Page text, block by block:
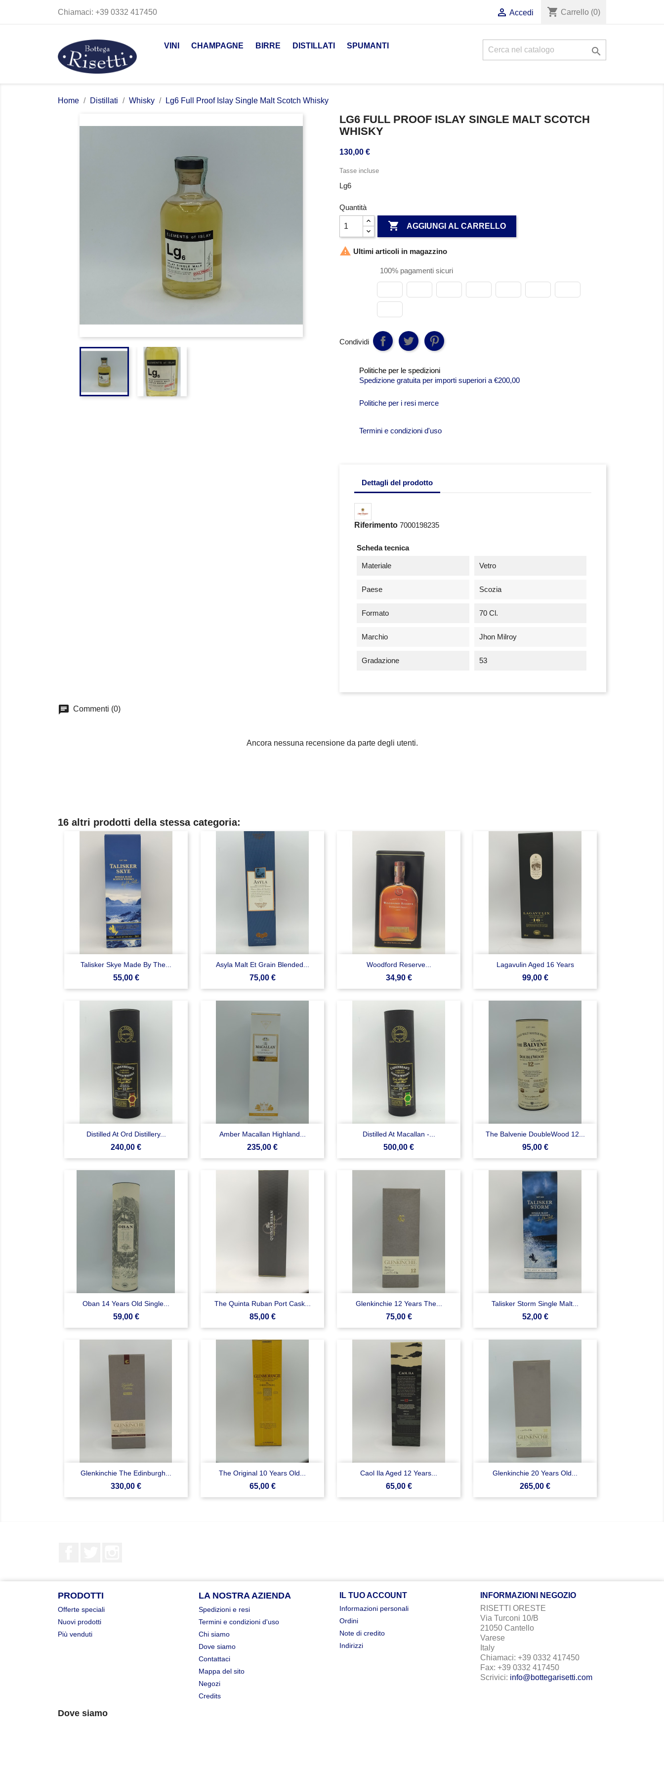
Chiamaci: +39 0332 417450  Accedi shopping_cart Carrello (0)
VINI CHAMPAGNE BIRRE DISTILLATI SPUMANTI 
Home Distillati Whisky Lg6 Full Proof Islay Single Malt Scotch Whisky
LG6 FULL PROOF ISLAY SINGLE MALT SCOTCH
WHISKY
130,00 €
Tasse incluse
Lg6
Quantità
 AGGIUNGI AL CARRELLO
 Ultimi articoli in magazzino
100% pagamenti sicuri
Condividi
Politiche per le spedizioni
Spedizione gratuita per importi superiori a €200,00
Politiche per i resi merce
Termini e condizioni d'uso
Dettagli del prodotto
Riferimento 7000198235
Scheda tecnica
Materiale Vetro
Paese Scozia
Formato 70 Cl.
Marchio Jhon Milroy
Gradazione 53
chat Commenti (0)
Ancora nessuna recensione da parte degli utenti.
16 altri prodotti della stessa categoria:
Talisker Skye Made By The...
Prezzo
55,00 €
Anteprima Asyla Malt Et Grain Blended...
Prezzo
75,00 €
 Anteprima Woodford Reserve...
Prezzo
34,90 €
Anteprima Lagavulin Aged 16 Years
Prezzo
99,00 €
Anteprima
Distilled At Ord Distillery...
Prezzo
240,00 €
Anteprima Amber Macallan Highland...
Prezzo
235,00 €
Anteprima Distilled At Macallan -...
Prezzo
500,00 €
Anteprima The Balvenie DoubleWood 12...
Prezzo
95,00 €
Anteprima
Oban 14 Years Old Single...
Prezzo
59,00 €
Anteprima The Quinta Ruban Port Cask...
Prezzo
85,00 €
 Anteprima Glenkinchie 12 Years The...
Prezzo
75,00 €
Anteprima Talisker Storm Single Malt...
Prezzo
52,00 €
Anteprima
Glenkinchie The Edinburgh...
Prezzo
330,00 €
Anteprima The Original 10 Years Old...
Prezzo
65,00 €
Anteprima Caol Ila Aged 12 Years...
Prezzo
65,00 €
Anteprima Glenkinchie 20 Years Old...
Prezzo
265,00 €
Anteprima
PRODOTTI
Offerte speciali
Nuovi prodotti
Più venduti
LA NOSTRA AZIENDA
Spedizioni e resi
Termini e condizioni d'uso
Chi siamo
Dove siamo
Contattaci
Mappa del sito
Negozi
Credits
IL TUO ACCOUNT
Informazioni personali
Ordini
Note di credito
Indirizzi
INFORMAZIONI NEGOZIO
RISETTI ORESTE
Via Turconi 10/B
21050 Cantello
Varese
Italy
Chiamaci: +39 0332 417450
Fax: +39 0332 417450
Scrivici: info@bottegarisetti.com
Dove siamo